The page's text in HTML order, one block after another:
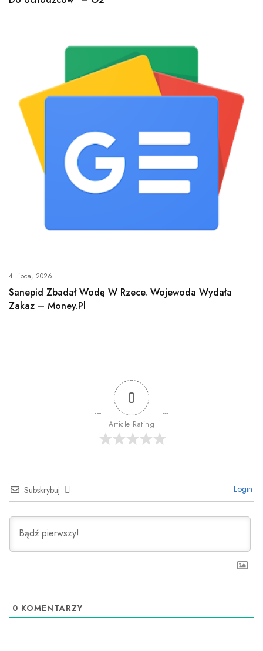
4 Lipca, 2026
Sanepid Zbadał Wodę W Rzece. Wojewoda Wydała
Zakaz – Money.pl
0
Article Rating
Subskrybuj Login
0 KOMENTARZY